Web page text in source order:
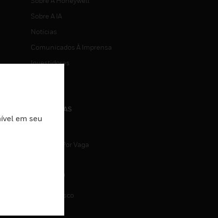
Sobre A IA
Notícias
Comunicados À Imprensa
Investidores
CARREIRAS
Pesquisa Por Vaga
CONTATO
Fale Conosco
em seu